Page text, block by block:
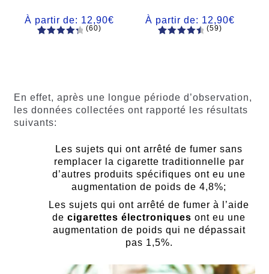
À partir de: 12,90€
notations
client
(60)
À partir de: 12,90€
client
(59)
En effet, après une longue période d’observation,
les données collectées ont rapporté les résultats
suivants:
Les sujets qui ont arrêté de fumer sans
remplacer la cigarette traditionnelle par
d’autres produits spécifiques ont eu une
augmentation de poids de 4,8%;
Les sujets qui ont arrêté de fumer à l’aide
de cigarettes électroniques ont eu une
augmentation de poids qui ne dépassait
pas 1,5%.